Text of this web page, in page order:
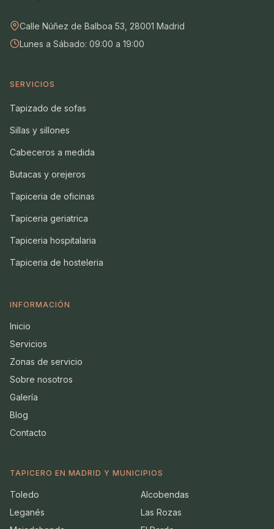
Calle Núñez de Balboa 53, 28001 Madrid
Lunes a Sábado: 09:00 a 19:00
SERVICIOS
Tapizado de sofas
Sillas y sillones
Cabeceros a medida
Butacas y orejeros
Tapiceria de oficinas
Tapiceria geriatrica
Tapiceria hospitalaria
Tapiceria de hosteleria
INFORMACIÓN
Inicio
Servicios
Zonas de servicio
Sobre nosotros
Galería
Blog
Contacto
TAPICERO EN MADRID Y MUNICIPIOS
Toledo
Alcobendas
Leganés
Las Rozas